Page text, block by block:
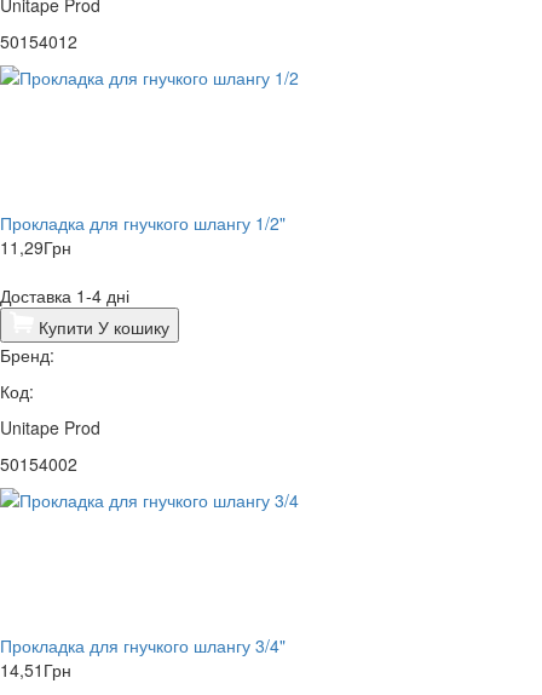
Unitape Prod
50154012
Прокладка для гнучкого шлангу 1/2"
11,29Грн
Доставка 1-4 дні
Купити У кошику
Бренд:
Код:
Unitape Prod
50154002
Прокладка для гнучкого шлангу 3/4"
14,51 Грн